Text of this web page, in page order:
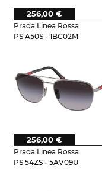
Prada Linea Rossa
PS A50S - 1BC02M
256,00 €
Prada Linea Rossa
PS 54ZS - 5AV09U
256,00 €